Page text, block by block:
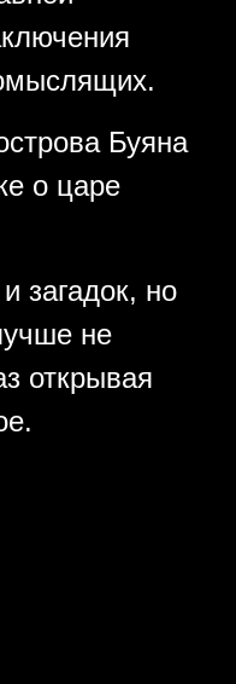
Буяна
о царе
загадок, но
не
открывая